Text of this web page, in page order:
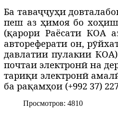
Ба таваҷҷуҳи
пеш аз ҳимоя бо
(қарори Раёсати КОА
автореферати он,
давлатии пулакии КОА
почтаи электронӣ на
тариқи электронӣ
ба рақамҳои (+992 37)
Просмотров: 4810